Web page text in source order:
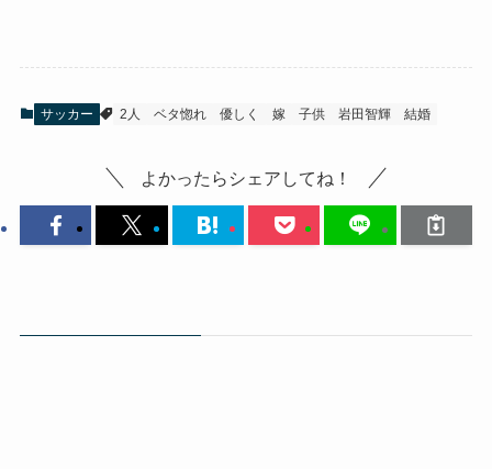
サッカー 2人 ベタ惚れ 優しく 嫁 子供 岩田智輝 結婚
よかったらシェアしてね！